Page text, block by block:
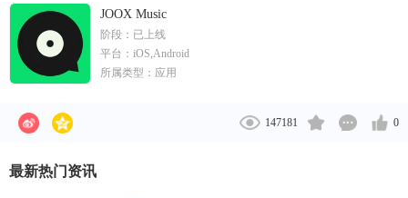
JOOX Music
阶段： 已上线
平台： iOS,Android
所属类型： 应用
147181 0
最新热门资讯